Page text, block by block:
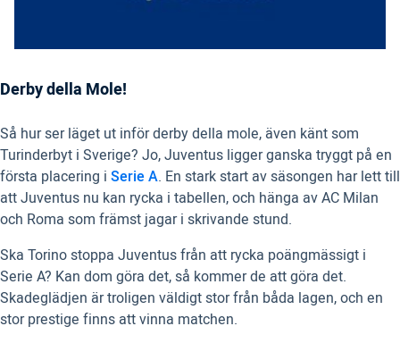
Derby della Mole!
Så hur ser läget ut inför derby della mole, även känt som
Turinderbyt i Sverige? Jo, Juventus ligger ganska tryggt på en
första placering i Serie A. En stark start av säsongen har lett till
att Juventus nu kan rycka i tabellen, och hänga av AC Milan
och Roma som främst jagar i skrivande stund.
Ska Torino stoppa Juventus från att rycka poängmässigt i
Serie A? Kan dom göra det, så kommer de att göra det.
Skadeglädjen är troligen väldigt stor från båda lagen, och en
stor prestige finns att vinna matchen.